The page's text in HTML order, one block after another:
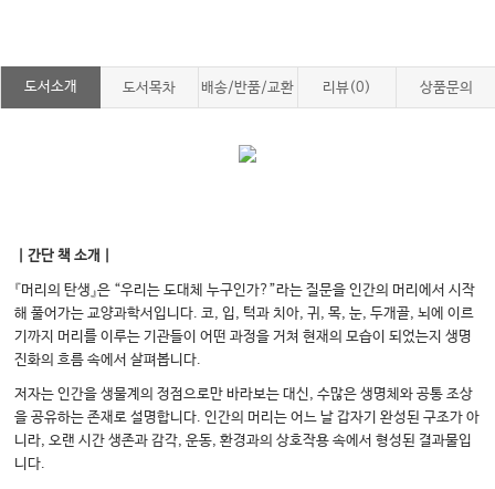
도서소개 도서목차 배송/반품/교환 리뷰(0) 상품문의
｜간단 책 소개｜
『머리의 탄생』은 “우리는 도대체 누구인가?”라는 질문을 인간의 머리에서 시작
해 풀어가는 교양과학서입니다. 코, 입, 턱과 치아, 귀, 목, 눈, 두개골, 뇌에 이르
기까지 머리를 이루는 기관들이 어떤 과정을 거쳐 현재의 모습이 되었는지 생명
진화의 흐름 속에서 살펴봅니다.
저자는 인간을 생물계의 정점으로만 바라보는 대신, 수많은 생명체와 공통 조상
을 공유하는 존재로 설명합니다. 인간의 머리는 어느 날 갑자기 완성된 구조가 아
니라, 오랜 시간 생존과 감각, 운동, 환경과의 상호작용 속에서 형성된 결과물입
니다.